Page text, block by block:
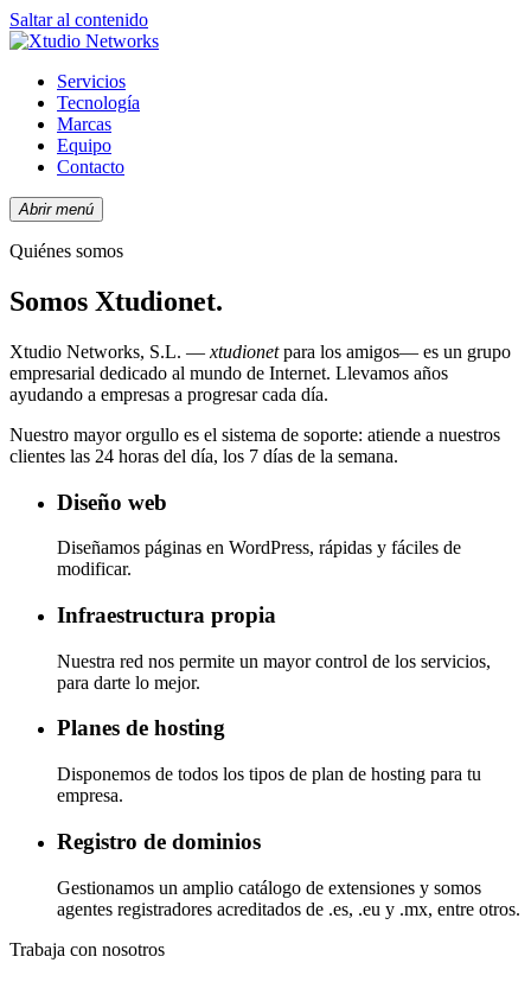
Saltar al contenido
Servicios
Tecnología
Marcas
Equipo
Contacto
Abrir menú
Quiénes somos
Somos Xtudionet.
Xtudio Networks, S.L. — xtudionetpara los amigos— es un grupo
empresarial dedicado al mundo de Internet. Llevamos años
ayudando a empresas a progresar cada día.
Nuestro mayor orgullo es el sistema de soporte: atiende a nuestros
clientes las 24 horas del día, los 7 días de la semana.
Diseño web
Diseñamos páginas en WordPress, rápidas y fáciles de
modificar.
Infraestructura propia
Nuestra red nos permite un mayor control de los servicios,
para darte lo mejor.
Planes de hosting
Disponemos de todos los tipos de plan de hosting para tu
empresa.
Registro de dominios
Gestionamos un amplio catálogo de extensiones y somos
agentes registradores acreditados de .es, .eu y .mx, entre otros.
Trabaja con nosotros